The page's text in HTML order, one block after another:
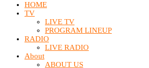
HOME
TV
LIVE TV
PROGRAM LINEUP
RADIO
LIVE RADIO
About
ABOUT US